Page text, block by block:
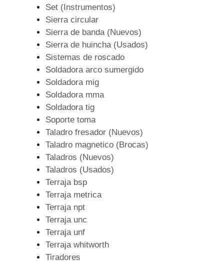
Set (Instrumentos)
Sierra circular
Sierra de banda (Nuevos)
Sierra de huincha (Usados)
Sistemas de roscado
Soldadora arco sumergido
Soldadora mig
Soldadora mma
Soldadora tig
Soporte toma
Taladro fresador (Nuevos)
Taladro magnetico (Brocas)
Taladros (Nuevos)
Taladros (Usados)
Terraja bsp
Terraja metrica
Terraja npt
Terraja unc
Terraja unf
Terraja whitworth
Tiradores